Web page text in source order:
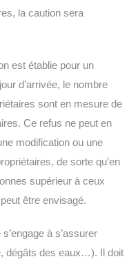
la caution sera
est établie pour un
d’arrivée, le nombre
sont en mesure de
Ce refus ne peut en
modification ou une
de sorte qu’en
supérieur à ceux
être envisagé.
à s’assurer
dégâts des eaux…). Il doit